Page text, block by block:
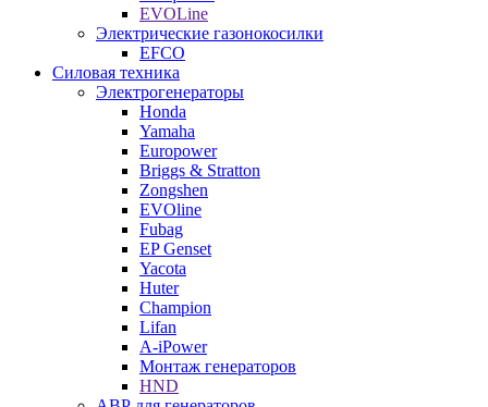
EVOLine
Электрические газонокосилки
EFCO
Силовая техника
Электрогенераторы
Honda
Yamaha
Europower
Briggs & Stratton
Zongshen
EVOline
Fubag
EP Genset
Yacota
Huter
Champion
Lifan
A-iPower
Монтаж генераторов
HND